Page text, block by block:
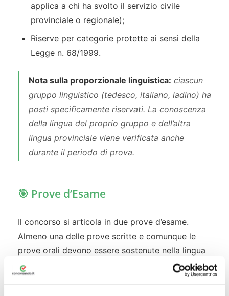
applica a chi ha svolto il servizio civile
provinciale o regionale);
Riserve per categorie protette ai sensi della
Legge n. 68/1999.
Nota sulla proporzionale linguistica: ciascun
gruppo linguistico (tedesco, italiano, ladino) ha
posti specificamente riservati. La conoscenza
della lingua del proprio gruppo e dell’altra
lingua provinciale viene verificata anche
durante il periodo di prova.
🎯 Prove d’Esame
Il concorso si articola in due prove d’esame.
Almeno una delle prove scritte e comunque le
prove orali devono essere sostenute nella lingua
del gruppo linguistico di appartenenza (italiano o
tedesco). I candidati ladini possono scegliere